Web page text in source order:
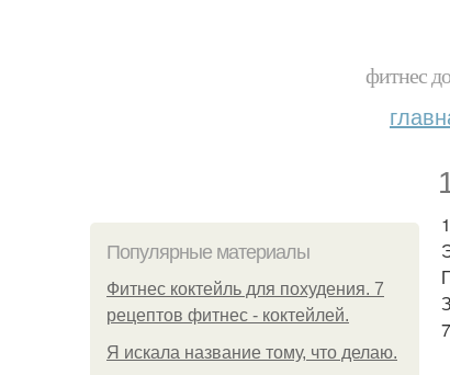
фитнес
Популярные материалы
Фитнес коктейль для похудения. 7
рецептов фитнес - коктейлей.
Я искала название тому, что делаю.